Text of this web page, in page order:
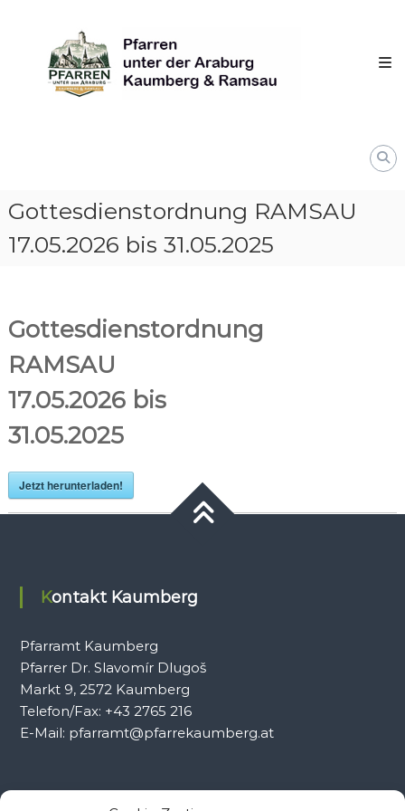
content
unter
derAraburg
Kaumberg
Gottesdienstordnung RAMSAU
17.05.2026 bis 31.05.2025
Gottesdienstordnung
RAMSAU
17.05.2026 bis
31.05.2025
Jetzt herunterladen!
Kontakt Kaumberg
Pfarramt Kaumberg
Pfarrer Dr. Slavomír Dlugoš
Markt 9, 2572 Kaumberg
Telefon/Fax: +43 2765 216
E-Mail: pfarramt@pfarrekaumberg.at